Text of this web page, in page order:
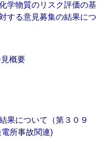
学物質のリスク評価の基
する意見募集の結果につ
概要
果について（第３０９
所事故関連)